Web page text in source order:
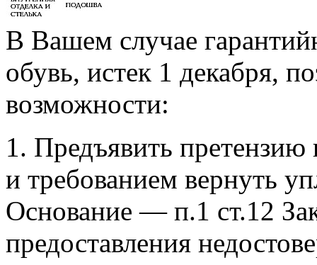
В Вашем случае
обувь, истек 1 декабря,
возможности:
1. Предъявить претензию
и требованием вернуть
Основание — п.1 ст.12
предоставления